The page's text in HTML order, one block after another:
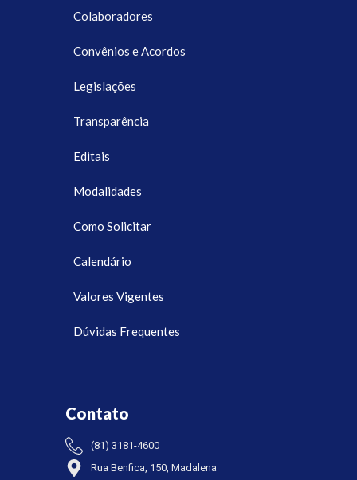
Colaboradores
Convênios e Acordos
Legislações
Transparência
Editais
Modalidades
Como Solicitar
Calendário
Valores Vigentes
Dúvidas Frequentes
Contato
(81) 3181-4600
Rua Benfica, 150, Madalena